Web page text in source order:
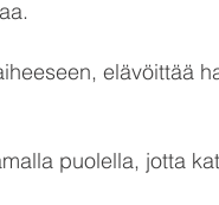
elävöittää
puolella, jotta